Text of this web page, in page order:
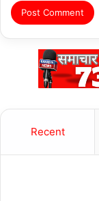
Recent